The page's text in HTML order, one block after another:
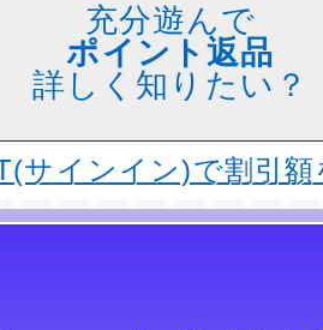
充分遊んで
ポイント返品
詳しく知りたい？
サインイン)で割引